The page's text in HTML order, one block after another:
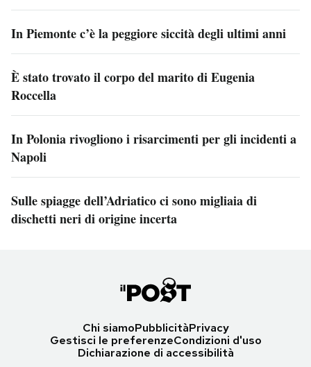
In Piemonte c’è la peggiore siccità degli ultimi anni
È stato trovato il corpo del marito di Eugenia
Roccella
In Polonia rivogliono i risarcimenti per gli incidenti a
Napoli
Sulle spiagge dell’Adriatico ci sono migliaia di
dischetti neri di origine incerta
Chi siamoPubblicitàPrivacy
Gestisci le preferenzeCondizioni d'uso
Dichiarazione di accessibilità